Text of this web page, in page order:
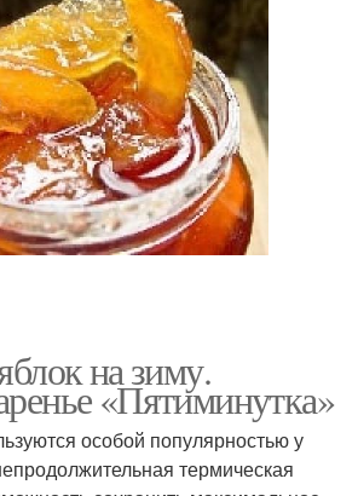
на зиму.
«Пятиминутка»
особой популярностью у
термическая